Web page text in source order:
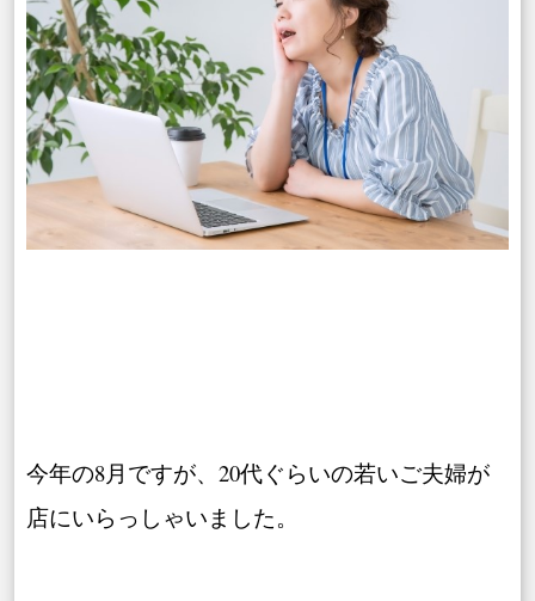
今年の8月ですが、20代ぐらいの若いご夫婦が
店にいらっしゃいました。